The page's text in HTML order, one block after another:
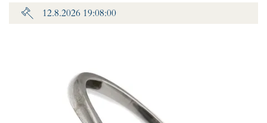
12.8.2026 19:08:00